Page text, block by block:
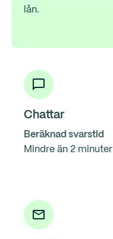
lån.
Chattar
Beräknad svarstid
Mindre än 2 minuter